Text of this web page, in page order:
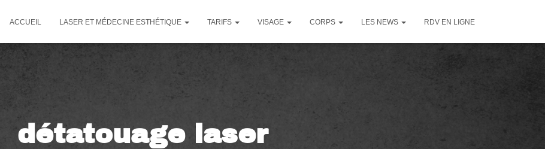
ACCUEIL LASER ET MÉDECINE ESTHÉTIQUE TARIFS VISAGE CORPS LES NEWS RDV EN LIGNE
détatouage laser